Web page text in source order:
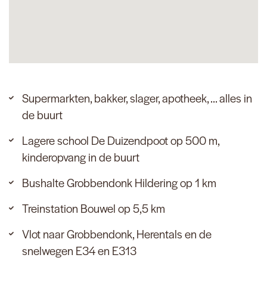
Supermarkten, bakker, slager, apotheek, ... alles in
de buurt
Lagere school De Duizendpoot op 500 m,
kinderopvang in de buurt
Bushalte Grobbendonk Hildering op 1 km
Treinstation Bouwel op 5,5 km
Vlot naar Grobbendonk, Herentals en de
snelwegen E34 en E313